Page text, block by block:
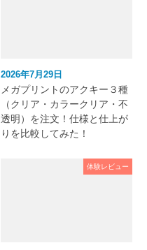
2026年7月29日
メガプリントのアクキー３種
（クリア・カラークリア・不
透明）を注文！仕様と仕上が
りを比較してみた！
体験レビュー